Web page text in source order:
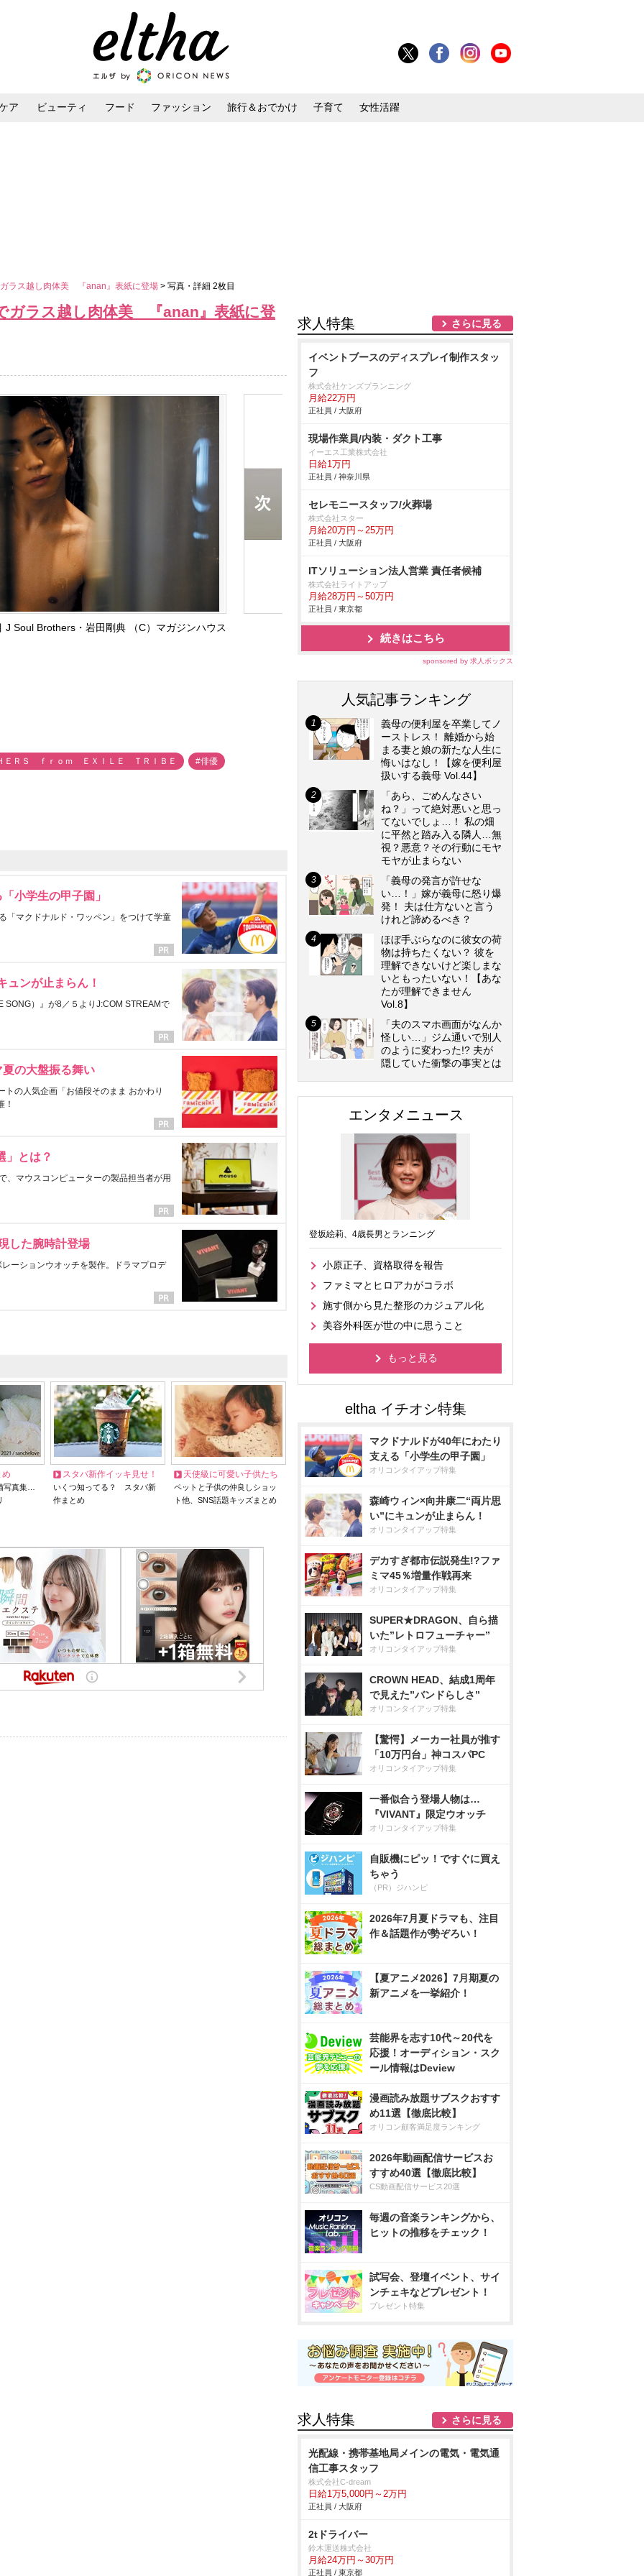
ア ビューティ フード ファッション 旅行＆おでかけ 子育て 女性活躍
ラス越し肉体美 『anan』表紙に登場 > 写真・詳細 2枚目
ラス越し肉体美 『anan』表紙に登
J Soul Brothers・岩田剛典 （C）マガジンハウス
ＲＳ ｆｒｏｍ ＥＸＩＬＥ ＴＲＩＢＥ #俳優
小学生の甲子園」
「マクドナルド・ワッペン」をつけて学童
ュンが止まらん！
SONG）』が8／５よりJ:COM STREAMで
の大盤振る舞い
の人気企画「お値段そのまま おかわり
！
」とは？
、マウスコンピューターの製品担当者が用
した腕時計登場
ーションウオッチを製作。ドラマプロデ
め
写真集…
スタバ新作イッキ見せ！
いくつ知ってる？ スタバ新
作まとめ
天使級に可愛い子供たち
ペットと子供の仲良しショッ
ト他、SNS話題キッズまとめ
求人特集 さらに見る
イベントブースのディスプレイ制作スタッ
フ
株式会社ケンズプランニング
月給22万円
正社員 / 大阪府
現場作業員/内装・ダクト工事
イーエス工業株式会社
日給1万円
正社員 / 神奈川県
セレモニースタッフ/火葬場
株式会社スター
月給20万円～25万円
正社員 / 大阪府
ITソリューション法人営業 責任者候補
株式会社ライトアップ
月給28万円～50万円
正社員 / 東京都
続きはこちら
sponsored by 求人ボックス
人気記事ランキング
義母の便利屋を卒業してノ
ーストレス！ 離婚から始
まる妻と娘の新たな人生に
悔いはなし！【嫁を便利屋
扱いする義母 Vol.44】
「あら、ごめんなさい
ね？」って絶対悪いと思っ
てないでしょ…！ 私の畑
に平然と踏み入る隣人…無
視？悪意？その行動にモヤ
モヤが止まらない
「義母の発言が許せな
い…！」嫁が義母に怒り爆
発！ 夫は仕方ないと言う
けれど諦めるべき？
ほぼ手ぶらなのに彼女の荷
物は持ちたくない？ 彼を
理解できないけど楽しまな
いともったいない！【あな
たが理解できません
Vol.8】
「夫のスマホ画面がなんか
怪しい…」ジム通いで別人
のように変わった!? 夫が
隠していた衝撃の事実とは
エンタメニュース
登坂絵莉、4歳長男とランニング
小原正子、資格取得を報告
ファミマとヒロアカがコラボ
施す側から見た整形のカジュアル化
美容外科医が世の中に思うこと
もっと見る
マクドナルドが40年にわたり
支える「小学生の甲子園」
オリコンタイアップ特集
森崎ウィン×向井康二“両片思
い”にキュンが止まらん！
オリコンタイアップ特集
デカすぎ都市伝説発生!?ファ
ミマ45％増量作戦再来
オリコンタイアップ特集
SUPER★DRAGON、自ら描
いた”レトロフューチャー”
オリコンタイアップ特集
CROWN HEAD、結成1周年
で見えた”バンドらしさ”
オリコンタイアップ特集
【驚愕】メーカー社員が推す
「10万円台」神コスパPC
オリコンタイアップ特集
一番似合う登場人物は…
『VIVANT』限定ウオッチ
オリコンタイアップ特集
自販機にピッ！ですぐに買え
ちゃう
（PR）ジハンピ
2026年7月夏ドラマも、注目
作＆話題作が勢ぞろい！
【夏アニメ2026】7月期夏の
新アニメを一挙紹介！
芸能界を志す10代～20代を
応援！オーディション・スク
ール情報はDeview
漫画読み放題サブスクおすす
め11選【徹底比較】
オリコン顧客満足度ランキング
2026年動画配信サービスお
すすめ40選【徹底比較】
CS動画配信サービス20選
毎週の音楽ランキングから、
ヒットの推移をチェック！
試写会、登壇イベント、サイ
ンチェキなどプレゼント！
プレゼント特集
求人特集 さらに見る
光配線・携帯基地局メインの電気・電気通
信工事スタッフ
株式会社C-dream
日給1万5,000円～2万円
正社員 / 大阪府
2tドライバー
鈴木運送株式会社
月給24万円～30万円
正社員 / 東京都